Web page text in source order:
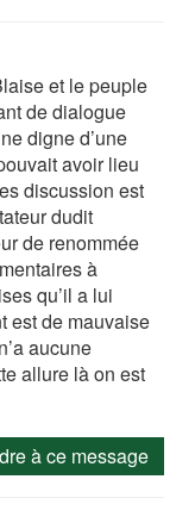
et le peuple
de dialogue
digne d’une
avoir lieu
discussion est
dudit
de renommée
à
qu’il a lui
est de mauvaise
aucune
allure là on est
à ce message